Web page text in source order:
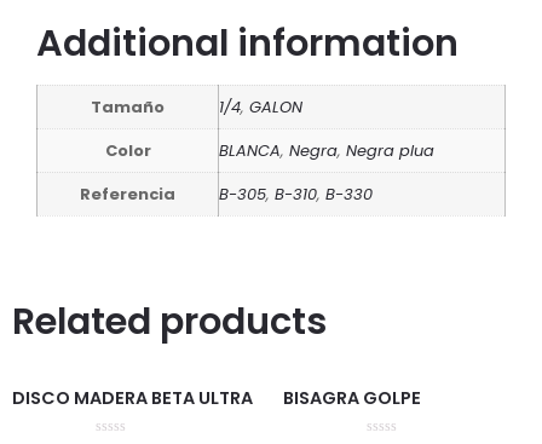
Additional information
Tamaño 1/4, GALON
Color
BLANCA, Negra, Negra plua
Referencia
B-305, B-310, B-330
Related products
DISCO MADERA BETA ULTRA BISAGRA GOLPE